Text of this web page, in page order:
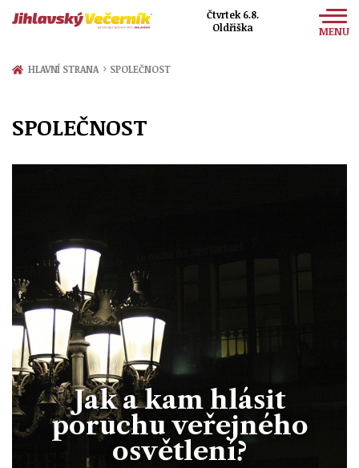
Čtvrtek 6.8.
Oldřiška
MENU
Zprávy
Kultura
Společnost
HLAVNÍ STRANA › SPOLEČNOST
SPOLEČNOST
Jak a kam hlásit
poruchu veřejného
osvětlení?